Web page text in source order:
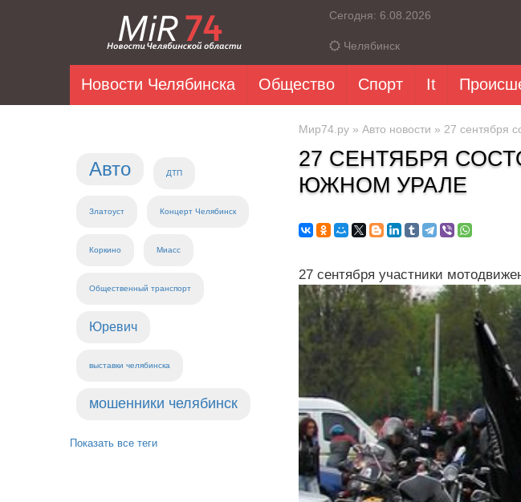
Сегодня: 6.08.2026
Челябинск
Новости Челябинска Общество Спорт It
Авто ДТП
Златоуст Концерт Челябинск
Коркино Миасс
Общественный транспорт
Юревич
выставки челябинска
мошенники челябинск
Показать все теги
Мир74.ру » Авто новости » 27 сентября
27 СЕНТЯБРЯ
ЮЖНОМ УРАЛЕ
27 сентября участники